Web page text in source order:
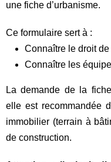
une fiche d’urbanisme.
Ce formulaire sert à :
Connaître le droit
Connaître les
La demande de la
elle est recommandée
immobilier (terrain à
de construction.